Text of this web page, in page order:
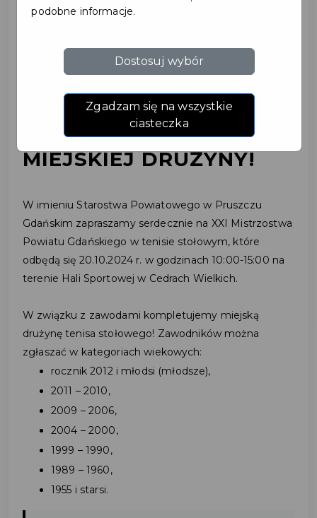
POWIATU GDAŃSKIEGO
W TENISIE STOŁOWYM -
ZGŁOŚ SIĘ DO
MIEJSKIEJ DRUŻYNY!
W imieniu Starostwa Powiatowego w Pruszczu
Gdańskim zapraszamy serdecznie na XXI Mistrzostwa
Powiatu Gdańskiego w tenisie stołowym, które
odbędą się 20.10.2024 r. w godzinach 10:00-15:00 na
terenie Hali Sportowej w Cedrach Wielkich.
W związku z zawodami kompletujemy miejską
drużynę tenisa stołowego! Zawodników można
zgłaszać w kategoriach wiekowych:
rocznik 2012 i młodsi (młodsze),
2011 – 2010,
2009 – 2006,
2004 – 2000,
1999 – 1990,
1989 – 1960,
1955 i starsi.
podobne informacje.
Dostosuj wybór
Zgadzam się na wszystkie
ciasteczka